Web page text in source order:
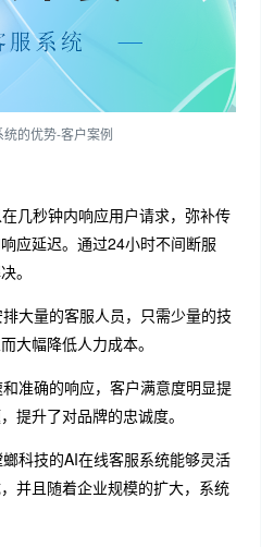
的优势-客户案例
几秒钟内响应用户请求，弥补传
应延迟。通过24小时不间断服
。
大量的客服人员，只需少量的技
大幅降低人力成本。
准确的响应，客户满意度明显提
提升了对品牌的忠诚度。
科技的AI在线客服系统能够灵活
并且随着企业规模的扩大，系统